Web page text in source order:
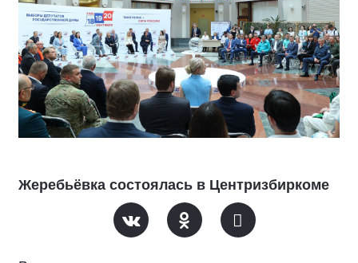
Жеребьёвка состоялась в Центризбиркоме